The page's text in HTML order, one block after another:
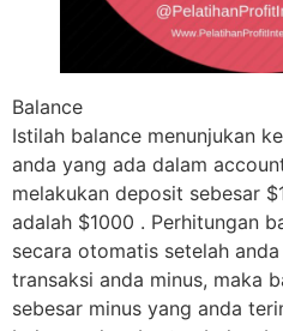
Balance
Istilah balance menunjukan
anda yang ada dalam
melakukan deposit sebesar
adalah $1000 . Perhitungan
secara otomatis setelah
transaksi anda minus, maka
sebesar minus yang anda